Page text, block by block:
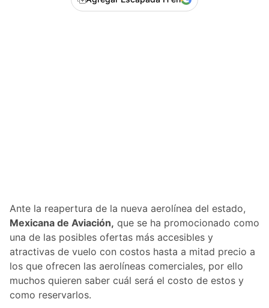
Ante la reapertura de la nueva aerolínea del estado,
Mexicana de Aviación, que se ha promocionado como
una de las posibles ofertas más accesibles y
atractivas de vuelo con costos hasta a mitad precio a
los que ofrecen las aerolíneas comerciales, por ello
muchos quieren saber cuál será el costo de estos y
como reservarlos.